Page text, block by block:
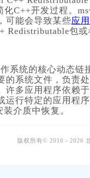
C++开发过程。
可能会导致某些应
Redistributable
的系统文件，负责
许多应用程序依赖
运行特定的应用程
装介质中恢复。
版权所有© 2010 - 2026